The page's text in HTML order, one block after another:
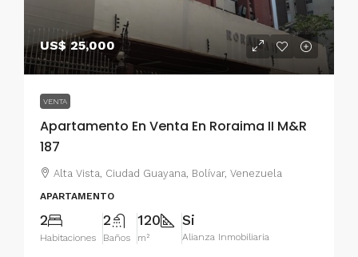
US$ 25,000
VENTA
Apartamento En Venta En Roraima II M&R
187
Alta Vista, Ciudad Guayana, Bolívar, Venezuela
APARTAMENTO
2
Habitaciones
2
Baños
120
m²
Si
Alianza Inmobiliaria